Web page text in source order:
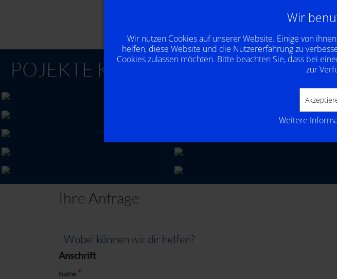
POJEKTE K-2MEDIA
Ihre Anfrage
Wobei können wir dir helfen?
Anschrift
Name
Wir
Wir nutzen Cookies auf unserer Website. Einige von
helfen, diese Website und die Nutzererfahrung zu
Cookies zulassen möchten. Bitte beachten Sie, dass bei
zur
Weitere